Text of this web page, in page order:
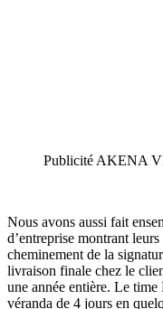
Publicité AKENA
Nous avons aussi fait
d’entreprise montrant
cheminement de la
livraison finale chez le
une année entière. Le
véranda de 4 jours en